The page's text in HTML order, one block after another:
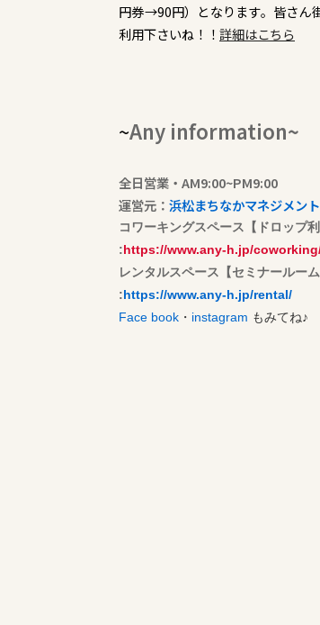
円券→90円）となります。皆さん
利用下さいね！！ 詳細はこちら
~Any information~
全日営業・AM9:00~PM9:00
運営元： 浜松まちなかマネジメン
コワーキングスペース【ドロップ
:https://www.any-h.jp/
レンタルスペース【セミナールー
:https://www.any-h.jp/rental/
Face book ・ instagram もみてね♪